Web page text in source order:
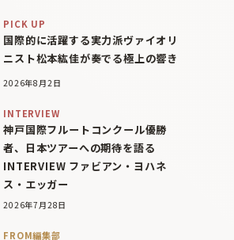
PICK UP
国際的に活躍する実力派ヴァイオリ
ニスト松本紘佳が奏でる極上の響き
2026年8月2日
INTERVIEW
神戸国際フルートコンクール優勝
者、日本ツアーへの期待を語る
INTERVIEW ファビアン・ヨハネ
ス・エッガー
2026年7月28日
FROM編集部